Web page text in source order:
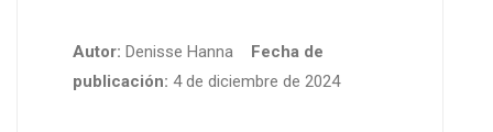
Autor: Denisse Hanna Fecha de
publicación: 4 de diciembre de 2024